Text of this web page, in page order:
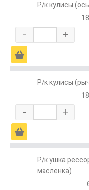
Р/к кулисы
- +
Ä
Р/к кулисы
- +
Ä
Р/к ушка
масленка)